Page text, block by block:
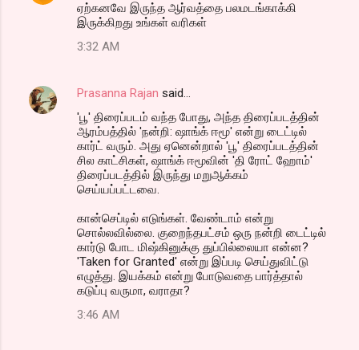
ஏற்கனவே இருந்த ஆர்வத்தை பலமடங்காக்கி
இருக்கிறது உங்கள் வரிகள்
3:32 AM
Prasanna Rajan said…
'பூ' திரைப்படம் வந்த போது, அந்த திரைப்படத்தின்
ஆரம்பத்தில் 'நன்றி: ஷாங்க் ஈமூ' என்று டைட்டில்
கார்ட் வரும். அது ஏனென்றால் 'பூ' திரைப்படத்தின்
சில காட்சிகள், ஷாங்க் ஈமூவின் 'தி ரோட் ஹோம்'
திரைப்படத்தில் இருந்து மறுஆக்கம்
செய்யப்பட்டவை.
கான்செப்டில் எடுங்கள். வேண்டாம் என்று
சொல்லவில்லை. குறைந்தபட்சம் ஒரு நன்றி டைட்டில்
கார்டு போட மிஷ்கினுக்கு துப்பில்லையா என்ன?
'Taken for Granted' என்று இப்படி செய்துவிட்டு
எழுத்து. இயக்கம் என்று போடுவதை பார்த்தால்
கடுப்பு வருமா, வராதா?
3:46 AM